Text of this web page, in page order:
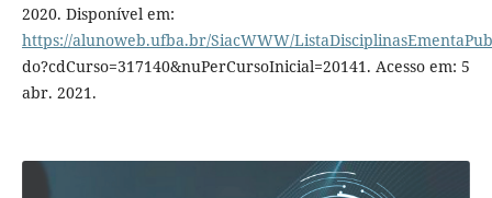
2020. Disponível em:
https://alunoweb.ufba.br/SiacWWW/
do?cdCurso=317140&nuPerCursoInicial=20141. Acesso em: 5
abr. 2021.